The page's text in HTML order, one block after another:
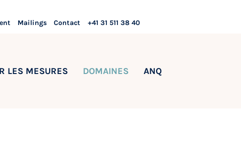
Mailings Contact +41 31 511 38 40
LES MESURES DOMAINES ANQ